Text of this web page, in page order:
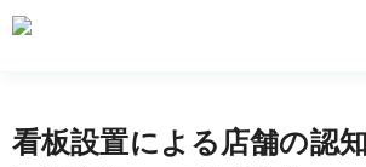
看板設置による店舗の認